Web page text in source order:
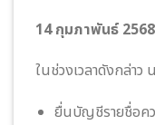
14 กุมภาพันธ์
ในช่วงเวลาดังกล่าว
ยื่นบัญชีรายชื่อคว